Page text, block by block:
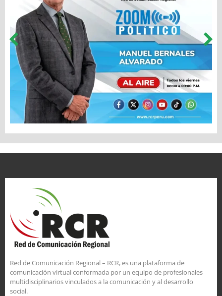
Red de Comunicación Regional – RCR, es una plataforma de
comunicación virtual conformada por un equipo de profesionales
multidisciplinarios vinculados a la comunicación y al desarrollo
social.